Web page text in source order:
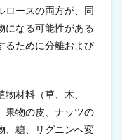
ロースの両方が、同
になる可能性がある
るために分離および
材料（草、木、
果物の皮、ナッツの
、糖、リグニンへ変